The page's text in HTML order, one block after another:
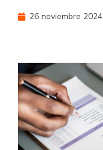
26 noviembre 2024